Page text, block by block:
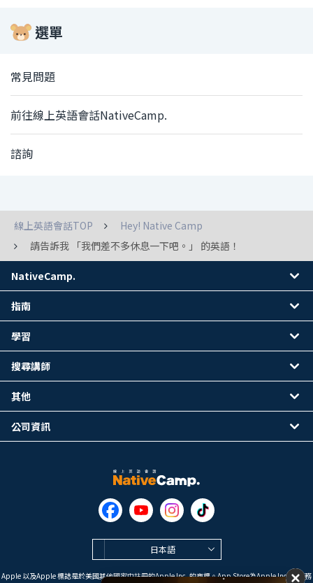
選單
常見問題
前往線上英語會話NativeCamp.
諮詢
線上英語會話TOP
Hey! Native Camp
請告訴我 「我們差不多休息一下吧。」 的英語！
日本語
Apple 以及Apple 標誌是於美國其他國家中註冊的Apple Inc. 的商標。App Store為Apple Inc. 的服務
NativeCamp.
指南
學習
搜尋講師
其他
公司資訊